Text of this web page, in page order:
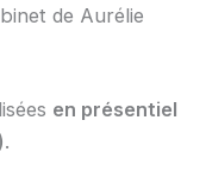
de Aurélie
en présentiel
.